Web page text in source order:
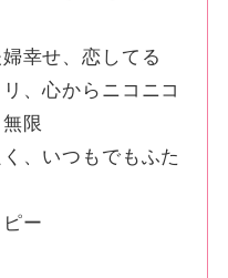
幸せ、恋してる
、心からニコニコ
限
、いつもでもふた
ー